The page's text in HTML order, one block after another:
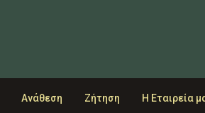
Ανάθεση Ζήτηση Η Εταιρεία